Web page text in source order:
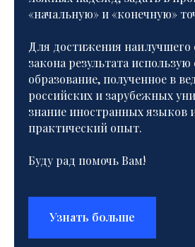
«начальную» и «конечную»
Для достижения наилучшего
закона результата использую
образование, полученное в
российских и зарубежных
знание иностранных языков
практический опыт.
Буду рад помочь Вам!
Узнать больше